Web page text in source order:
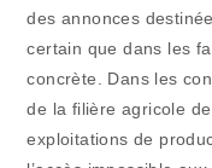
des annonces
certain que dans les
concrète. Dans les
de la filière agricole
exploitations de